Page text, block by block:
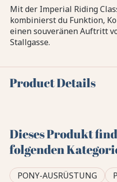
Mit der Imperial Riding
kombinierst du Funktion,
einen souveränen Auftritt
Stallgasse.
Product Details
Dieses Produkt
folgenden
PONY-AUSRÜSTUNG